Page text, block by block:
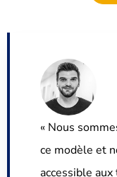
« Nous
ce modèle et
accessible